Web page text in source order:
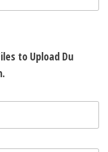
to Upload Du